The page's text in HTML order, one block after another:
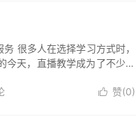
很多人在选择学习方式时，
今天，直播教学成为了不少人
 赞(0)